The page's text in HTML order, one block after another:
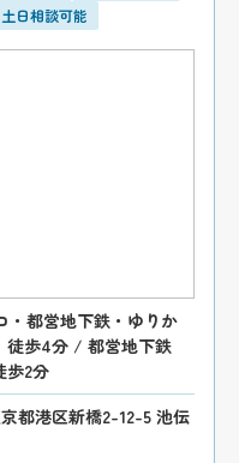
土日相談可能
・都営地下鉄・ゆりか
徒歩4分 / 都営地下鉄
歩2分
都港区新橋2-12-5 池伝